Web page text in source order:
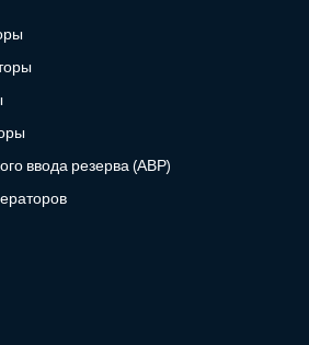
ввода резерва (АВР)